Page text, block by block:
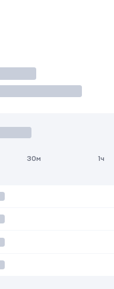
30м 1ч